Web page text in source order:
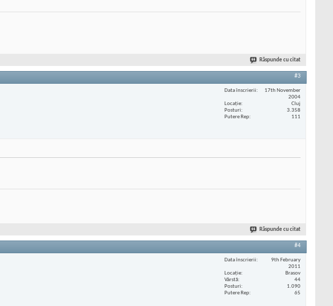
Răspunde cu citat
#3
Data înscrierii
17th November
2004
Locaţie
Cluj
Posturi
3.358
Putere Rep
111
Răspunde cu citat
#4
Data înscrierii
9th February
2011
Locaţie
Brasov
Vârstă
44
Posturi
1.090
Putere Rep
65